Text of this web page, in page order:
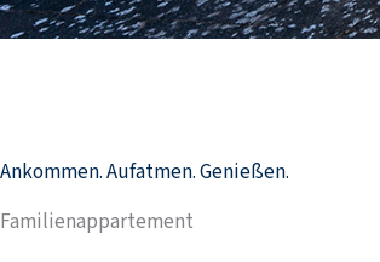
Ankommen. Aufatmen. Genießen.
Familienappartement